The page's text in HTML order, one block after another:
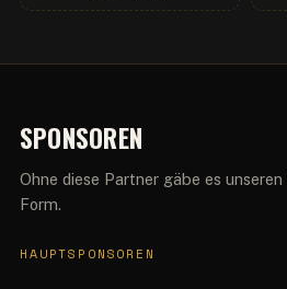
SPONSOREN
Ohne diese Partner gäbe es
Form.
HAUPTSPONSOREN